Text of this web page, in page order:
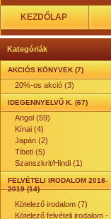
KEZDŐLAP
Kategóriák
AKCIÓS KÖNYVEK (7)
20%-os akció (3)
IDEGENNYELVŰ K. (67)
Angol (59)
Kínai (4)
Japán (2)
Tibeti (5)
Szanszkrit/Hindi (1)
FELVÉTELI IRODALOM 2018-
2019 (14)
Kötelező irodalom (7)
Kötelező felvételi irodalom -